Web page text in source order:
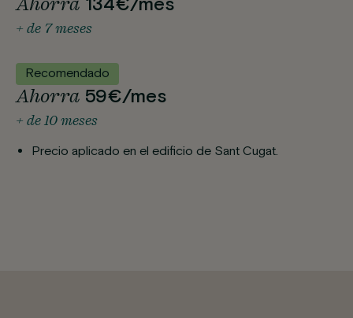
+ de 7 meses
Recomendado
Ahorra 59€/mes
+ de 10 meses
Precio aplicado en el edificio de Sant Cugat.